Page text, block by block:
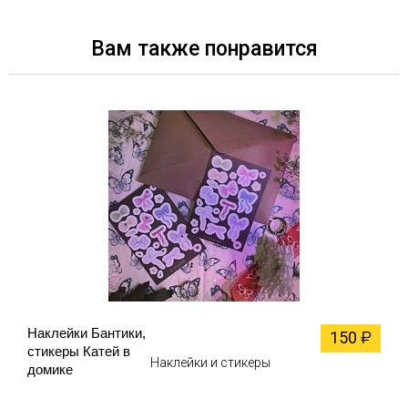
Вам также понравится
Наклейки Бантики,
стикеры Катей в
домике
150 ₽
Наклейки и стикеры